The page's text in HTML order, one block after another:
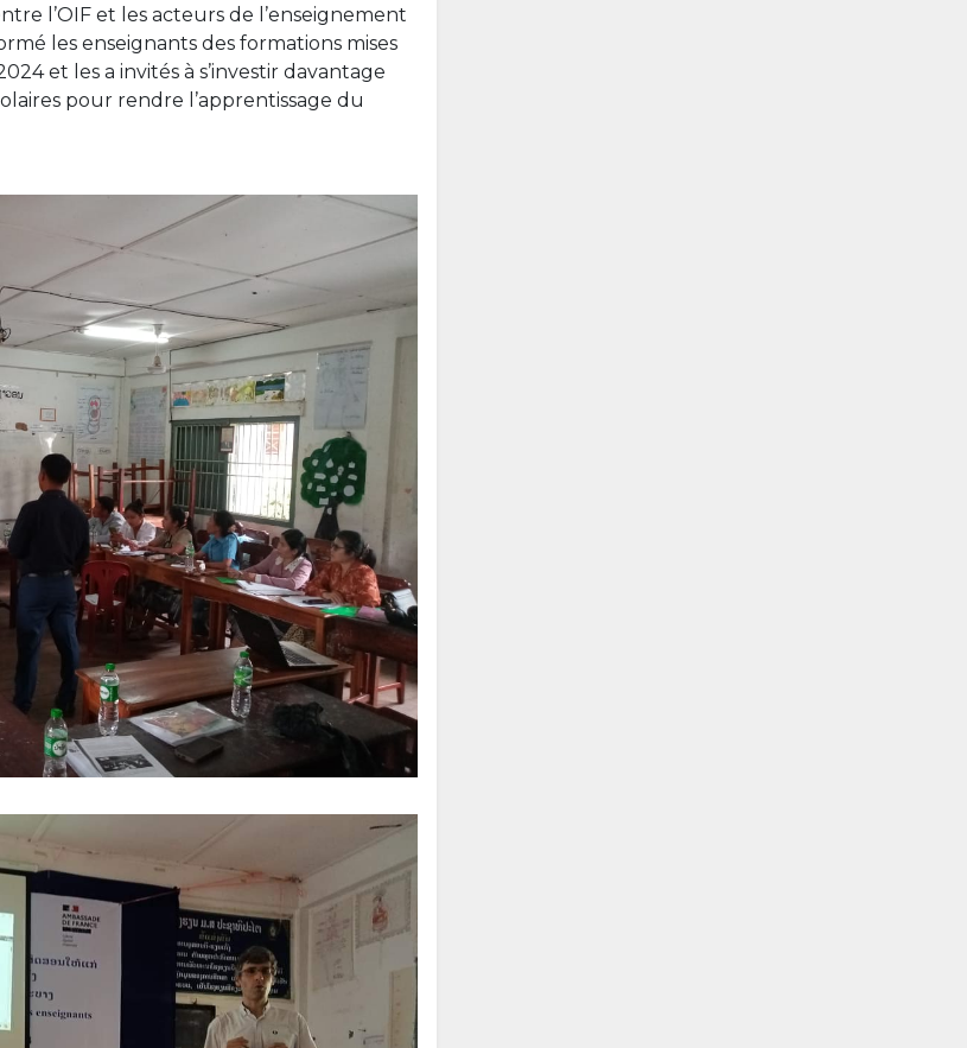
l’OIF et les acteurs de l’enseignement
les enseignants des formations mises
et les a invités à s’investir davantage
pour rendre l’apprentissage du